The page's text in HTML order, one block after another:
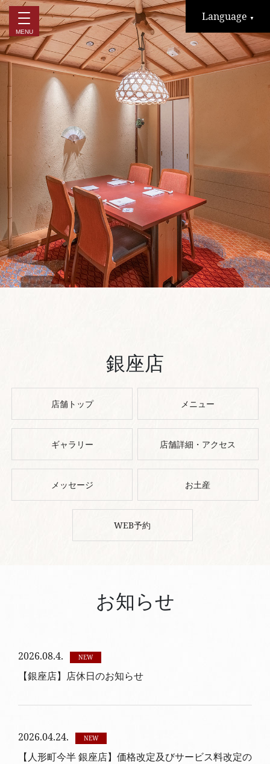
Language ▼
銀座店
店舗トップ メニュー
ギャラリー 店舗詳細・アクセス
メッセージ お土産
WEB予約
お知らせ
2026.08.4. NEW
【銀座店】店休日のお知らせ
2026.04.24. NEW
【人形町今半 銀座店】価格改定及びサービス料改定の